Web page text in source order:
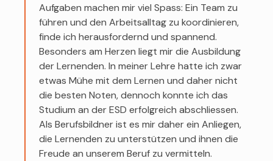
Aufgaben machen mir viel Spass: Ein Team zu
führen und den Arbeitsalltag zu koordinieren,
finde ich herausfordernd und spannend.
Besonders am Herzen liegt mir die Ausbildung
der Lernenden. In meiner Lehre hatte ich zwar
etwas Mühe mit dem Lernen und daher nicht
die besten Noten, dennoch konnte ich das
Studium an der ESD erfolgreich abschliessen.
Als Berufsbildner ist es mir daher ein Anliegen,
die Lernenden zu unterstützen und ihnen die
Freude an unserem Beruf zu vermitteln.